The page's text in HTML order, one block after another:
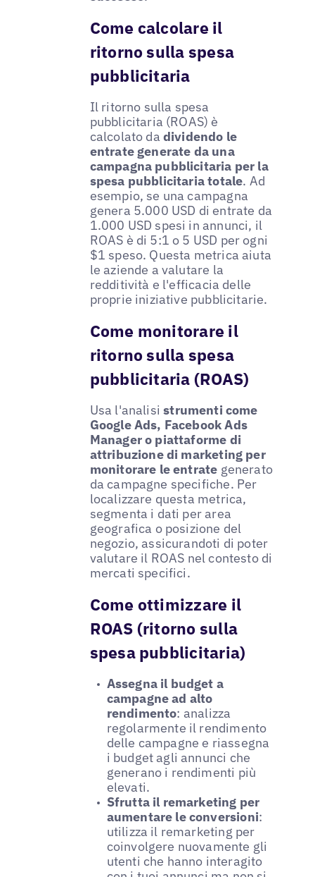
Come calcolare il
ritorno sulla spesa
pubblicitaria
Il ritorno sulla spesa
pubblicitaria (ROAS) è
calcolato da dividendo le
entrate generate da una
campagna pubblicitaria per la
spesa pubblicitaria totale. Ad
esempio, se una campagna
genera 5.000 USD di entrate da
1.000 USD spesi in annunci, il
ROAS è di 5:1 o 5 USD per ogni
$1 speso. Questa metrica aiuta
le aziende a valutare la
redditività e l'efficacia delle
proprie iniziative pubblicitarie.
Come monitorare il
ritorno sulla spesa
pubblicitaria (ROAS)
Usa l'analisistrumenti come
Google Ads, Facebook Ads
Manager o piattaforme di
attribuzione di marketing per
monitorare le entrate generato
da campagne specifiche. Per
localizzare questa metrica,
segmenta i dati per area
geografica o posizione del
negozio, assicurandoti di poter
valutare il ROAS nel contesto di
mercati specifici.
Come ottimizzare il
ROAS (ritorno sulla
spesa pubblicitaria)
Assegna il budget a
campagne ad alto
rendimento: analizza
regolarmente il rendimento
delle campagne e riassegna
i budget agli annunci che
generano i rendimenti più
elevati.
Sfrutta il remarketing per
aumentare le conversioni:
utilizza il remarketing per
coinvolgere nuovamente gli
utenti che hanno interagito